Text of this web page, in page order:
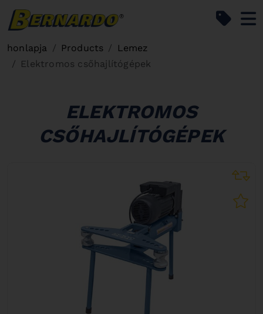
honlapja Products
Lemez
Elektromos csőhajlítógépek
ELEKTROMOS
CSŐHAJLÍTÓGÉPEK